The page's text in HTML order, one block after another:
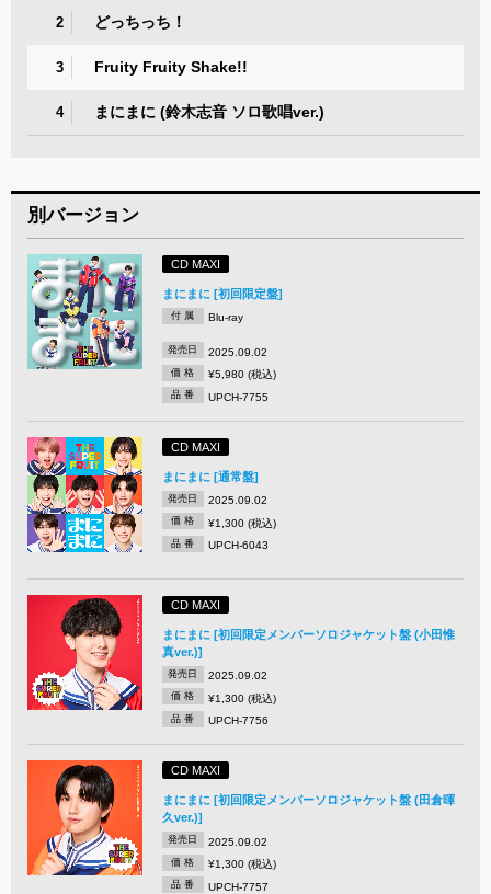
2 どっちっち！
3 Fruity Fruity Shake!!
4 まにまに (鈴木志音 ソロ歌唱ver.)
別バージョン
CD MAXI
まにまに [初回限定盤]
付 属 Blu-ray
発売日 2025.09.02
価 格 ¥5,980 (税込)
品 番 UPCH-7755
CD MAXI
まにまに [通常盤]
発売日 2025.09.02
価 格 ¥1,300 (税込)
品 番 UPCH-6043
CD MAXI
まにまに [初回限定メンバーソロジャケット盤 (小田惟
真ver.)]
発売日 2025.09.02
価 格 ¥1,300 (税込)
品 番 UPCH-7756
CD MAXI
まにまに [初回限定メンバーソロジャケット盤 (田倉暉
久ver.)]
発売日 2025.09.02
価 格 ¥1,300 (税込)
品 番 UPCH-7757